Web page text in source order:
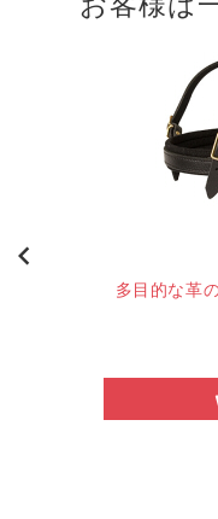
多目的な革